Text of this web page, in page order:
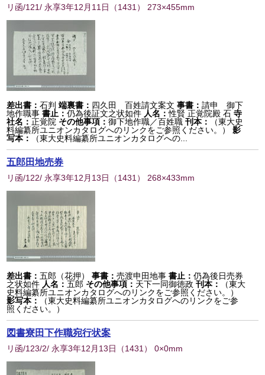
リ函/121/ 永享3年12月11日 （1431 ） 273×455mm
差出書：石判 端裏書： 四久田 百姓請文案文 事書：請申 御下
地作職事 書止：仍為後証文之状如件 人名：性賢 正覚院殿 石 寺
社名：正覚院 その他事項：御下地作職／百姓職 刊本：
（東大史
料編纂所ユニオンカタログへのリンクをご参照ください。）
影
写本：
（東大史料編纂所ユニオンカタログへの...
五郎田地売券
リ函/122/ 永享3年12月13日 （1431 ） 268×433mm
差出書：五郎（花押） 事書：売渡申田地事 書止：仍為後日売券
之状如件 人名：五郎 その他事項： 天下一同御徳政 刊本：
（東大
史料編纂所ユニオンカタログへのリンクをご参照ください。）
影写本：
（東大史料編纂所ユニオンカタログへのリンクをご参
照ください。）
図書寮田下作職宛行状案
リ函/123/2/ 永享3年12月13日 （1431 ） 0×0mm